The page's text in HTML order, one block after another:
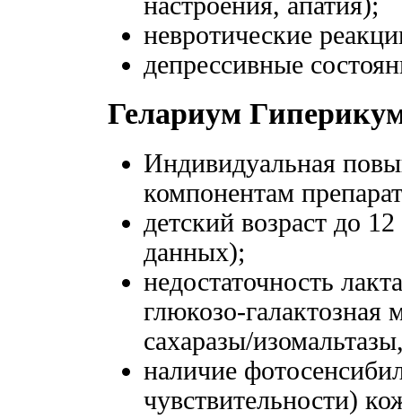
невротические
депрессивные
Гелариум
Индивидуальная
компонентам
детский возраст до
данных);
недостаточность
глюкозо-галактозная
сахаразы/
наличие
чувствительности)